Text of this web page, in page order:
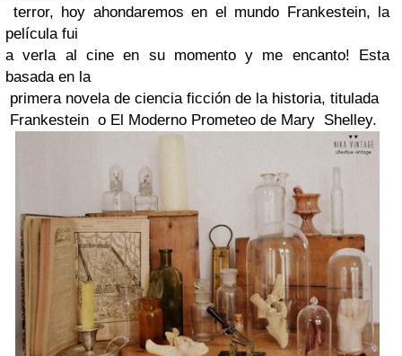
terror, hoy ahondaremos en el mundo Frankestein, la
película fui
a verla al cine en su momento y me encanto! Esta
basada en la
primera novela de ciencia ficción de la historia, titulada
Frankestein o El Moderno Prometeo de Mary Shelley.